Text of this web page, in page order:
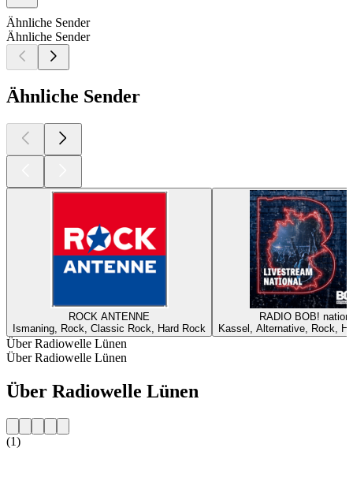
Ähnliche Sender
Ähnliche Sender
Ähnliche Sender
ROCK ANTENNE
Ismaning, Rock, Classic Rock, Hard Rock
RADIO BOB!
Kassel, Alternative, Rock,
Über Radiowelle Lünen
Über Radiowelle Lünen
Über Radiowelle Lünen
(1)